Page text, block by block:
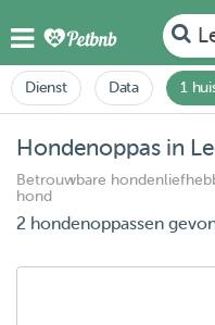
Dienst Data 1
Hondenoppas in
Betrouwbare
hond
2 hondenoppassen